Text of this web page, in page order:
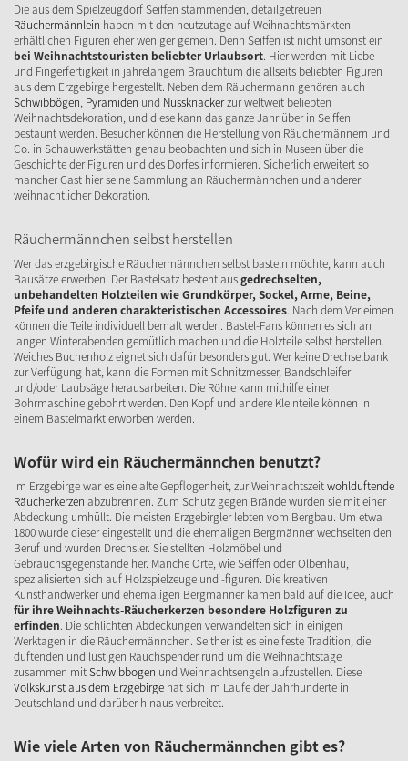
Die aus dem Spielzeugdorf Seiffen stammenden, detailgetreuen
Räuchermännlein haben mit den heutzutage auf Weihnachtsmärkten
erhältlichen Figuren eher weniger gemein. Denn Seiffen ist nicht umsonst ein
bei Weihnachtstouristen beliebter Urlaubsort. Hier werden mit Liebe
und Fingerfertigkeit in jahrelangem Brauchtum die allseits beliebten Figuren
aus dem Erzgebirge hergestellt. Neben dem Räuchermann gehören auch
Schwibbögen, Pyramiden und Nussknackerzur weltweit beliebten
Weihnachtsdekoration, und diese kann das ganze Jahr über in Seiffen
bestaunt werden. Besucher können die Herstellung von Räuchermännern und
Co. in Schauwerkstätten genau beobachten und sich in Museen über die
Geschichte der Figuren und des Dorfes informieren. Sicherlich erweitert so
mancher Gast hier seine Sammlung an Räuchermännchen und anderer
weihnachtlicher Dekoration.
Räuchermännchen selbst herstellen
Wer das erzgebirgische Räuchermännchen selbst basteln möchte, kann auch
Bausätze erwerben. Der Bastelsatz besteht ausgedrechselten,
unbehandelten Holzteilen wie Grundkörper, Sockel, Arme, Beine,
Pfeife und anderen charakteristischen Accessoires. Nach dem Verleimen
können die Teile individuell bemalt werden. Bastel-Fans können es sich an
langen Winterabenden gemütlich machen und die Holzteile selbst herstellen.
Weiches Buchenholz eignet sich dafür besonders gut. Wer keine Drechselbank
zur Verfügung hat, kann die Formen mit Schnitzmesser, Bandschleifer
und/oder Laubsäge herausarbeiten. Die Röhre kann mithilfe einer
Bohrmaschine gebohrt werden. Den Kopf und andere Kleinteile können in
einem Bastelmarkt erworben werden.
Wofür wird ein Räuchermännchen benutzt?
Im Erzgebirge war es eine alte Gepflogenheit, zur Weihnachtszeitwohlduftende
Räucherkerzen abzubrennen. Zum Schutz gegen Brände wurden sie mit einer
Abdeckung umhüllt. Die meisten Erzgebirgler lebten vom Bergbau. Um etwa
1800 wurde dieser eingestellt und die ehemaligen Bergmänner wechselten den
Beruf und wurden Drechsler. Sie stellten Holzmöbel und
Gebrauchsgegenstände her. Manche Orte, wie Seiffen oder Olbenhau,
spezialisierten sich auf Holzspielzeuge und -figuren. Die kreativen
Kunsthandwerker und ehemaligen Bergmänner kamen bald auf die Idee, auch
für ihre Weihnachts-Räucherkerzen besondere Holzfiguren zu
erfinden. Die schlichten Abdeckungen verwandelten sich in einigen
Werktagen in die Räuchermännchen. Seither ist es eine feste Tradition, die
duftenden und lustigen Rauchspender rund um die Weihnachtstage
zusammen mitSchwibbogen und Weihnachtsengeln aufzustellen. Diese
Volkskunst aus dem Erzgebirge hat sich im Laufe der Jahrhunderte in
Deutschland und darüber hinaus verbreitet.
Wie viele Arten von Räuchermännchen gibt es?